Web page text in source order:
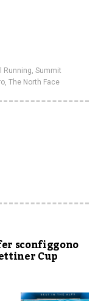
Running Summit
The North Face
sconfiggono
Cup